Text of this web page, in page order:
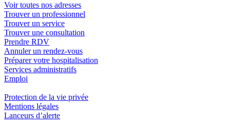
Voir toutes nos adresses
Trouver un professionnel
Trouver un service
Trouver une consultation
Prendre RDV
Annuler un rendez-vous
Préparer votre hospitalisation
Services administratifs
Emploi​
Protection de la vie privée
Mentions légales
Lanceurs d’alerte